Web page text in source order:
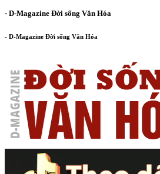
- D-Magazine Đời sống Văn Hóa
- D-Magazine Đời sống Văn Hóa